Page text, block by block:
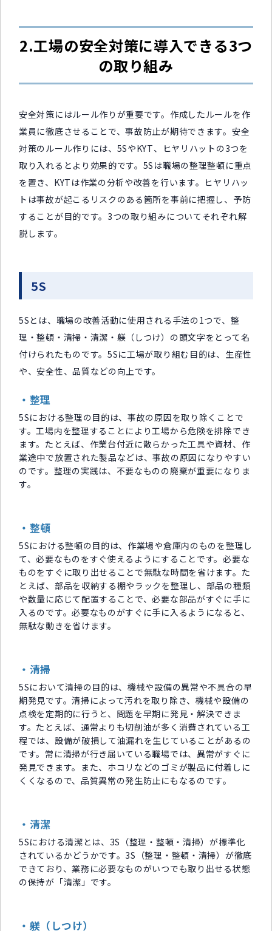
2.工場の安全対策に導入できる3つ
の取り組み
安全対策にはルール作りが重要です。作成したルールを作
業員に徹底させることで、事故防止が期待できます。安全
対策のルール作りには、5SやKYT、ヒヤリハットの3つを
取り入れるとより効果的です。5Sは職場の整理整頓に重点
を置き、KYTは作業の分析や改善を行います。ヒヤリハッ
トは事故が起こるリスクのある箇所を事前に把握し、予防
することが目的です。3つの取り組みについてそれぞれ解
説します。
5S
5Sとは、職場の改善活動に使用される手法の1つで、整
理・整頓・清掃・清潔・躾（しつけ）の頭文字をとって名
付けられたものです。5Sに工場が取り組む目的は、生産性
や、安全性、品質などの向上です。
・整理
5Sにおける整理の目的は、事故の原因を取り除くことで
す。工場内を整理することにより工場から危険を排除でき
ます。たとえば、作業台付近に散らかった工具や資材、作
業途中で放置された製品などは、事故の原因になりやすい
のです。整理の実践は、不要なものの廃棄が重要になりま
す。
・整頓
5Sにおける整頓の目的は、作業場や倉庫内のものを整理し
て、必要なものをすぐ使えるようにすることです。必要な
ものをすぐに取り出せることで無駄な時間を省けます。た
とえば、部品を収納する棚やラックを整理し、部品の種類
や数量に応じて配置することで、必要な部品がすぐに手に
入るのです。必要なものがすぐに手に入るようになると、
無駄な動きを省けます。
・清掃
5Sにおいて清掃の目的は、機械や設備の異常や不具合の早
期発見です。清掃によって汚れを取り除き、機械や設備の
点検を定期的に行うと、問題を早期に発見・解決できま
す。たとえば、通常よりも切削油が多く消費されている工
程では、設備が破損して油漏れを生じていることがあるの
です。常に清掃が行き届いている職場では、異常がすぐに
発見できます。また、ホコリなどのゴミが製品に付着しに
くくなるので、品質異常の発生防止にもなるのです。
・清潔
5Sにおける清潔とは、3S（整理・整頓・清掃）が標準化
されているかどうかです。3S（整理・整頓・清掃）が徹底
できており、業務に必要なものがいつでも取り出せる状態
の保持が「清潔」です。
・躾（しつけ）